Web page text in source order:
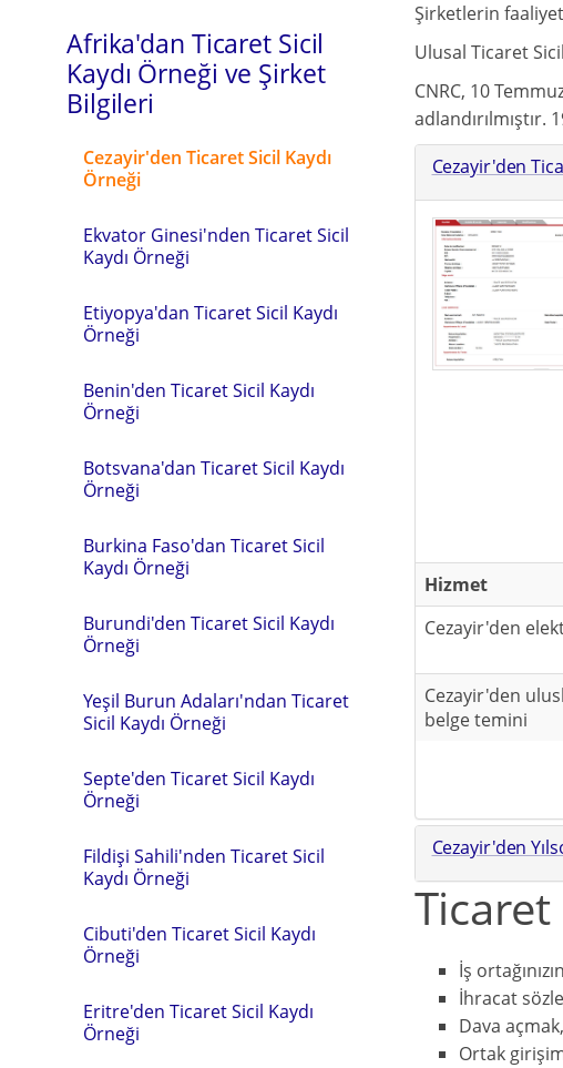
Afrika'dan Ticaret Sicil
Kaydı Örneği ve Şirket
Bilgileri
Cezayir'den Ticaret Sicil Kaydı
Örneği
Ekvator Ginesi'nden Ticaret Sicil
Kaydı Örneği
Etiyopya'dan Ticaret Sicil Kaydı
Örneği
Benin'den Ticaret Sicil Kaydı
Örneği
Botsvana'dan Ticaret Sicil Kaydı
Örneği
Burkina Faso'dan Ticaret Sicil
Kaydı Örneği
Burundi'den Ticaret Sicil Kaydı
Örneği
Yeşil Burun Adaları'ndan Ticaret
Sicil Kaydı Örneği
Septe'den Ticaret Sicil Kaydı
Örneği
Fildişi Sahili'nden Ticaret Sicil
Kaydı Örneği
Cibuti'den Ticaret Sicil Kaydı
Örneği
Eritre'den Ticaret Sicil Kaydı
Örneği
Şirketlerin
Ulusal Ticaret
CNRC, 10
Cezayir'den
Hizmet
Cezayir'den
Cezayir'den
belge temini
Cezayir'den
İş
İhracat
Dava açmak,
Ortak